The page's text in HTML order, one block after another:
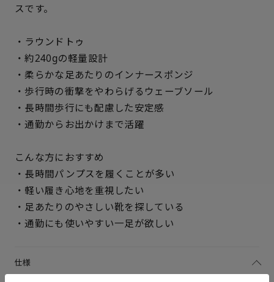
サイズを選択してください
22cm
スです。
・ラウンドトゥ
・約240gの軽量設計
・柔らかな足あたりのインナースポンジ
・歩行時の衝撃をやわらげるウェーブソール
・長時間歩行にも配慮した安定感
・通勤からお出かけまで活躍
こんな方におすすめ
・長時間パンプスを履くことが多い
・軽い履き心地を重視したい
・足あたりのやさしい靴を探している
・通勤にも使いやすい一足が欲しい
仕様